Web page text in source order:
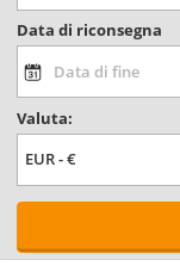
Data di riconsegna
Valuta: